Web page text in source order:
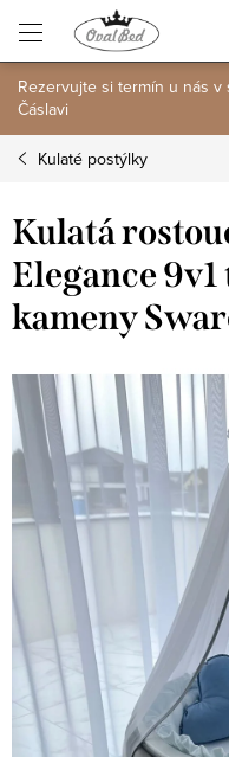
obsah
Rezervujte si termín u nás v
Čáslavi
Kulaté postýlky
Kulatá
Elegance
kameny